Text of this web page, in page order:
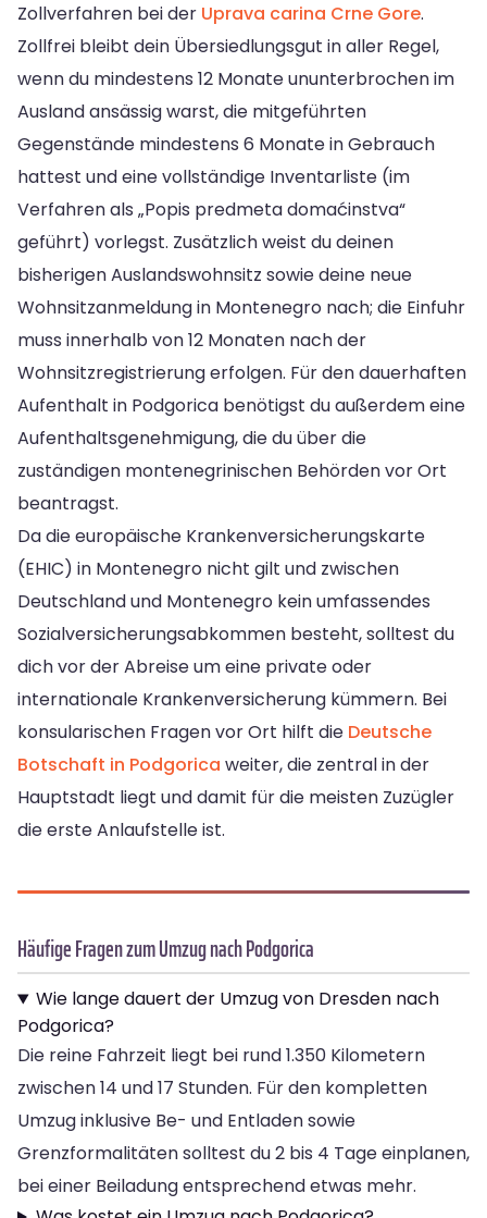
Zollverfahren bei der Uprava carina Crne Gore.
Zollfrei bleibt dein Übersiedlungsgut in aller Regel,
wenn du mindestens 12 Monate ununterbrochen im
Ausland ansässig warst, die mitgeführten
Gegenstände mindestens 6 Monate in Gebrauch
hattest und eine vollständige Inventarliste (im
Verfahren als „Popis predmeta domaćinstva“
geführt) vorlegst. Zusätzlich weist du deinen
bisherigen Auslandswohnsitz sowie deine neue
Wohnsitzanmeldung in Montenegro nach; die Einfuhr
muss innerhalb von 12 Monaten nach der
Wohnsitzregistrierung erfolgen. Für den dauerhaften
Aufenthalt in Podgorica benötigst du außerdem eine
Aufenthaltsgenehmigung, die du über die
zuständigen montenegrinischen Behörden vor Ort
beantragst.
Da die europäische Krankenversicherungskarte
(EHIC) in Montenegro nicht gilt und zwischen
Deutschland und Montenegro kein umfassendes
Sozialversicherungsabkommen besteht, solltest du
dich vor der Abreise um eine private oder
internationale Krankenversicherung kümmern. Bei
konsularischen Fragen vor Ort hilft die Deutsche
Botschaft in Podgorica weiter, die zentral in der
Hauptstadt liegt und damit für die meisten Zuzügler
die erste Anlaufstelle ist.
Häufige Fragen zum Umzug nach Podgorica
Wie lange dauert der Umzug von Dresden nach
Podgorica?
Die reine Fahrzeit liegt bei rund 1.350 Kilometern
zwischen 14 und 17 Stunden. Für den kompletten
Umzug inklusive Be- und Entladen sowie
Grenzformalitäten solltest du 2 bis 4 Tage einplanen,
bei einer Beiladung entsprechend etwas mehr.